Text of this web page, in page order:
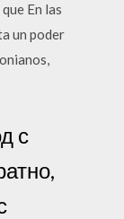
En las
un poder
с